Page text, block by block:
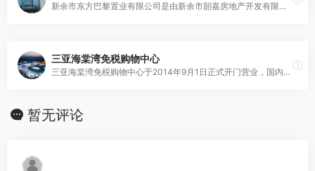
新余市东方巴黎置业有限公司是由新余市韶嘉房地产开发有限公司和新余市名居房地产开发有限公司两家股东共同发起成立，公司于2003年12月5日经市工商行政管理局注册登记，注册资本816万元。
三亚海棠湾免税购物中心
三亚海棠湾免税购物中心于2014年9月1日正式开门营业，国内离岛免税市场再次引来消费者瞩目。海棠湾免税购物中心总建筑面积约12万平方米，商业面积达7.2万平方米，是全球规模最大的单体免税店。
暂无评论